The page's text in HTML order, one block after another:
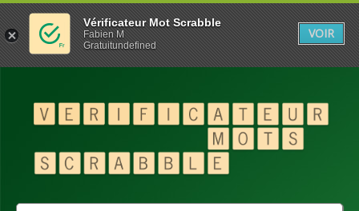
Vérificateur Mot Scrabble
Fabien M
Gratuitundefined
VOIR